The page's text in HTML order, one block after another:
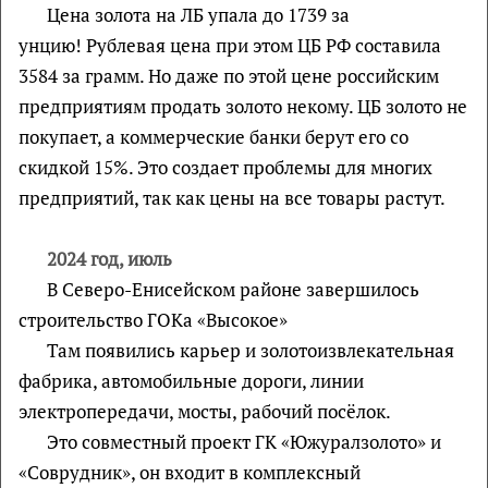
Цена золота на ЛБ упала до 1739 за
унцию! Рублевая цена при этом ЦБ РФ составила
3584 за грамм. Но даже по этой цене российским
предприятиям продать золото некому. ЦБ золото не
покупает, а коммерческие банки берут его со
скидкой 15%. Это создает проблемы для многих
предприятий, так как цены на все товары растут.
2024 год, июль
В Северо-Енисейском районе завершилось
строительство ГОКа «Высокое»
Там появились карьер и золотоизвлекательная
фабрика, автомобильные дороги, линии
электропередачи, мосты, рабочий посёлок.
Это совместный проект ГК «Южуралзолото» и
«Соврудник», он входит в комплексный